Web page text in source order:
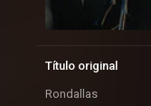
Título original
Rondallas